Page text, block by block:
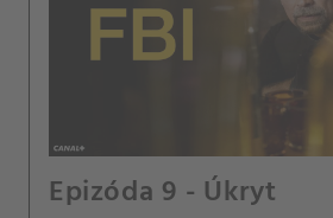
Epizóda 9 - Úkryt